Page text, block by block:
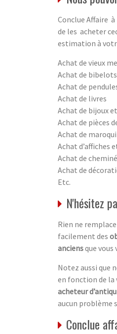
Conclue Affaire
de les acheter
estimation à
Achat de vieux
Achat de
Achat de
Achat de livres
Achat de bijoux
Achat de pièces
Achat de
Achat d’affiches
Achat de
Achat de
Etc.
N'hésitez
Rien ne
facilement des
anciensque vous
Notez aussi que
en fonction de la
acheteur
aucun problème
Conclue